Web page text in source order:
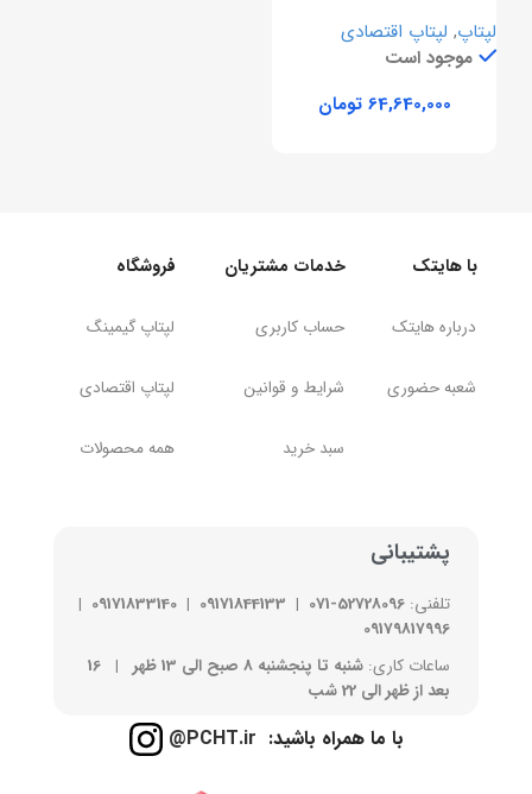
لپتاپ, لپتاپ اقتصادی
موجود است
تومان
با هایتک خدمات مشتریان فروشگاه
درباره هایتک حساب کاربری لپتاپ گیمینگ
شعبه حضوری شرایط و قوانین لپتاپ اقتصادی
سبد خرید همه محصولات
با ما همراه باشید: PCHT.ir@
پشتیبانی
تلفنی: 52728096-071
|
09171844133
|
09171833140
|
09179817996
ساعات کاری:
شنبه تا پنجشنبه 8 صبح الی 13 ظهر | 16
بعد از ظهر الی 22 شب